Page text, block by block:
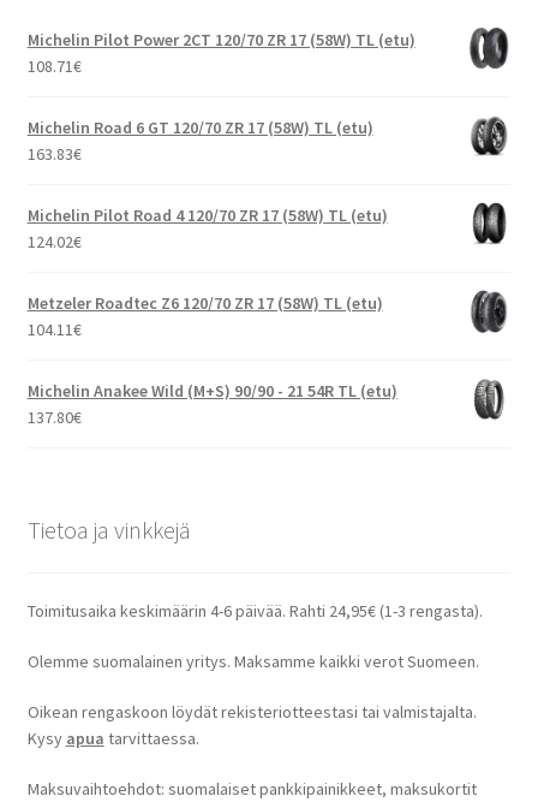
Michelin Pilot Power 2CT 120/70 ZR 17 (58W) TL (etu)
108.71€
Michelin Road 6 GT 120/70 ZR 17 (58W) TL (etu)
163.83€
Michelin Pilot Road 4 120/70 ZR 17 (58W) TL (etu)
124.02€
Metzeler Roadtec Z6 120/70 ZR 17 (58W) TL (etu)
104.11€
Michelin Anakee Wild (M+S) 90/90 - 21 54R TL (etu)
137.80€
Tietoa ja vinkkejä
Toimitusaika keskimäärin 4-6 päivää. Rahti 24,95€ (1-3 rengasta).
Olemme suomalainen yritys. Maksamme kaikki verot Suomeen.
Oikean rengaskoon löydät rekisteriotteestasi tai valmistajalta.
Kysy apua tarvittaessa.
Maksuvaihtoehdot: suomalaiset pankkipainikkeet, maksukortit